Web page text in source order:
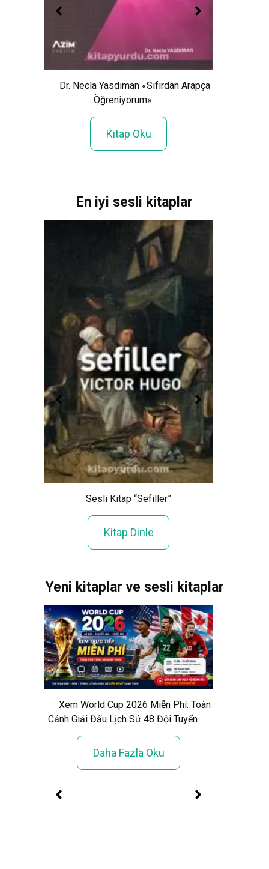
Dr. Necla Yasdıman «Sıfırdan Arapça
Öğreniyorum»
Kitap Oku
En iyi sesli kitaplar
Sesli Kitap “Sefiller”
Kitap Dinle
Yeni kitaplar ve sesli kitaplar
Xem World Cup 2026 Miễn Phí: Toàn
Cảnh Giải Đấu Lịch Sử 48 Đội Tuyển
Daha Fazla Oku